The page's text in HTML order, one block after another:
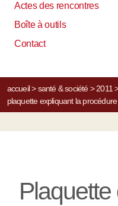
Actes des rencontres
Boîte à outils
Contact
accueil> santé & société> 2011
plaquette expliquant la